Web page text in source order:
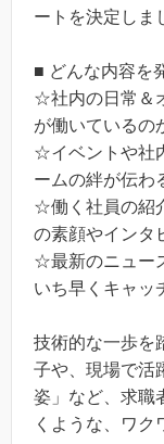
ートを決定しま
■ どんな内容を
☆社内の日常＆
が働いているの
☆イベントや社
ームの絆が伝わ
☆働く社員の紹
の素顔やインタ
☆最新のニュー
いち早くキャッ
技術的な一歩を
子や、現場で活
姿」など、求職
くような、ワク